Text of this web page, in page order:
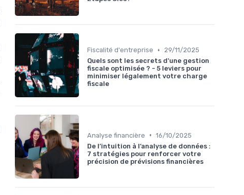
Fiscalité d'entreprise •
29/11/2025
Quels sont les secrets d'une gestion
fiscale optimisée ? - 5 leviers pour
minimiser légalement votre charge
fiscale
Analyse financière • 16/10/2025
De l’intuition à l’analyse de données :
7 stratégies pour renforcer votre
précision de prévisions financières